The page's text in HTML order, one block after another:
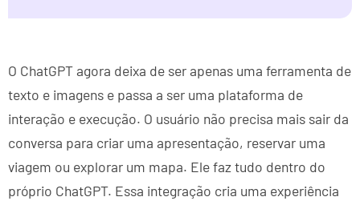
O ChatGPT agora deixa de ser apenas uma ferramenta de
texto e imagens e passa a ser uma plataforma de
interação e execução. O usuário não precisa mais sair da
conversa para criar uma apresentação, reservar uma
viagem ou explorar um mapa. Ele faz tudo dentro do
próprio ChatGPT. Essa integração cria uma experiência